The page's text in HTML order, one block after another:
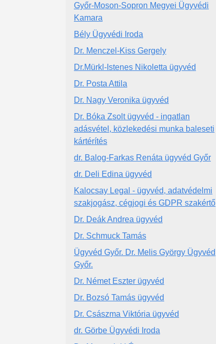
Győr-Moson-Sopron Megyei Ügyvédi
Kamara
Bély Ügyvédi Iroda
Dr. Menczel-Kiss Gergely
Dr.Mürkl-Istenes Nikoletta ügyvéd
Dr. Posta Attila
Dr. Nagy Veronika ügyvéd
Dr. Bóka Zsolt ügyvéd - ingatlan
adásvétel, közlekedési munka baleseti
kártérítés
dr. Balog-Farkas Renáta ügyvéd Győr
dr. Deli Edina ügyvéd
Kalocsay Legal - ügyvéd, adatvédelmi
szakjogász, cégjogi és GDPR szakértő
Dr. Deák Andrea ügyvéd
Dr. Schmuck Tamás
Ügyvéd Győr. Dr. Melis György Ügyvéd
Győr.
Dr. Német Eszter ügyvéd
Dr. Bozsó Tamás ügyvéd
Dr. Császma Viktória ügyvéd
dr. Görbe Ügyvédi Iroda